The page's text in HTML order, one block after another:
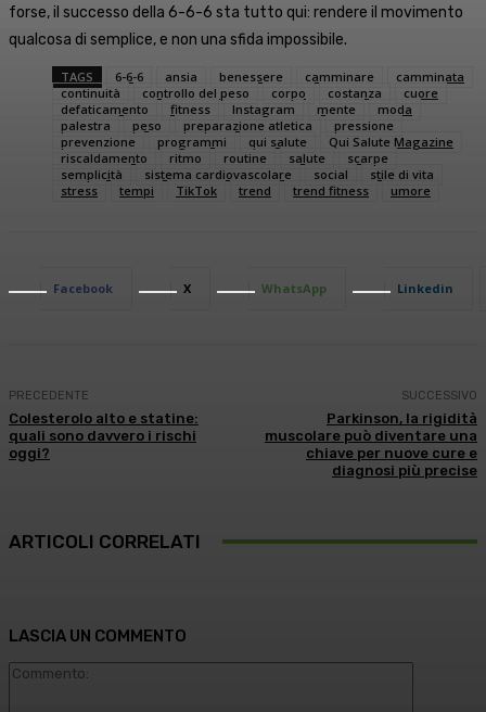
forse, il successo della 6-6-6 sta tutto qui: rendere il movimento
qualcosa di semplice, e non una sfida impossibile.
TAGS 6-6-6 ansia benessere camminare
camminata
continuità
controllo del peso corpo costanza
cuore
defaticamento
fitness Instagram mente
moda
palestra
peso preparazione atletica
pressione
prevenzione
programmi qui salute
Qui Salute Magazine
riscaldamento
ritmo routine salute
scarpe
semplicità
sistema cardiovascolare social
stile di vita
stress
tempi TikTok trend trend fitness umore
Facebook X WhatsApp Linkedin
PRECEDENTE
Colesterolo alto e statine:
quali sono davvero i rischi
oggi?
SUCCESSIVO
Parkinson, la rigidità
muscolare può diventare una
chiave per nuove cure e
diagnosi più precise
ARTICOLI CORRELATI
LASCIA UN COMMENTO